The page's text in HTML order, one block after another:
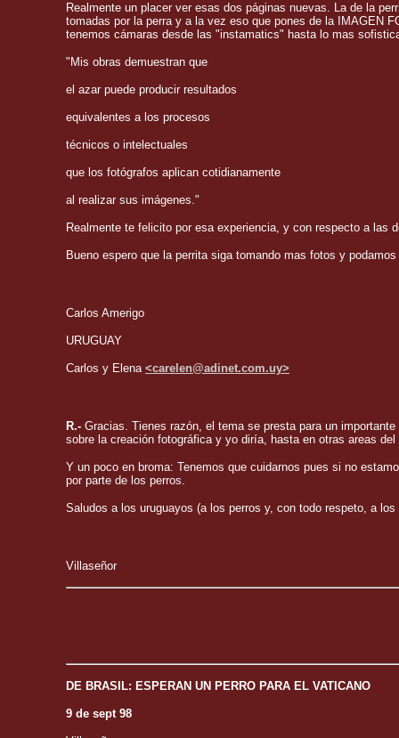
Realmente un placer ver esas dos páginas nuevas. La de la
tomadas por la perra y a la vez eso que pones de la IMAGEN
tenemos cámaras desde las "instamatics" hasta lo mas
"Mis obras demuestran que
el azar puede producir resultados
equivalentes a los procesos
técnicos o intelectuales
que los fotógrafos aplican cotidianamente
al realizar sus imágenes."
Realmente te felicito por esa experiencia, y con respecto a las
Bueno espero que la perrita siga tomando mas fotos y
Carlos Amerigo
URUGUAY
Carlos y Elena <carelen@adinet.com.uy>
R.- Gracias. Tienes razón, el tema se presta para un
sobre la creación fotográfica y yo diría, hasta en otras areas del
Y un poco en broma: Tenemos que cuidarnos pues si no
por parte de los perros.
Saludos a los uruguayos (a los perros y, con todo respeto, a los
Villaseñor
DE BRASIL: ESPERAN UN PERRO PARA EL VATICANO
9 de sept 98